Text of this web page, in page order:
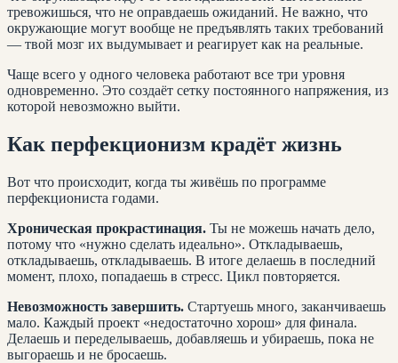
тревожишься, что не оправдаешь ожиданий. Не важно, что
окружающие могут вообще не предъявлять таких требований
— твой мозг их выдумывает и реагирует как на реальные.
Чаще всего у одного человека работают все три уровня
одновременно. Это создаёт сетку постоянного напряжения, из
которой невозможно выйти.
Как перфекционизм крадёт жизнь
Вот что происходит, когда ты живёшь по программе
перфекциониста годами.
Хроническая прокрастинация. Ты не можешь начать дело,
потому что «нужно сделать идеально». Откладываешь,
откладываешь, откладываешь. В итоге делаешь в последний
момент, плохо, попадаешь в стресс. Цикл повторяется.
Невозможность завершить. Стартуешь много, заканчиваешь
мало. Каждый проект «недостаточно хорош» для финала.
Делаешь и переделываешь, добавляешь и убираешь, пока не
выгораешь и не бросаешь.